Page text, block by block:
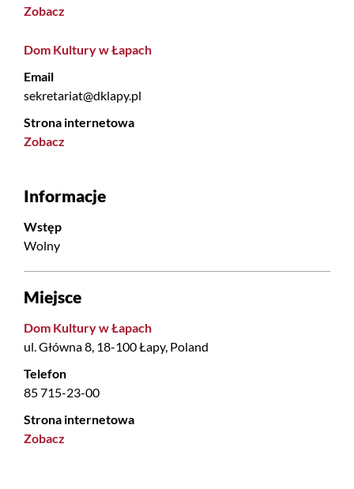
Zobacz
Dom Kultury w Łapach
Email
sekretariat@dklapy.pl
Strona internetowa
Zobacz
Informacje
Wstęp
Wolny
Miejsce
Dom Kultury w Łapach
ul. Główna 8, 18-100 Łapy, Poland
Telefon
85 715-23-00
Strona internetowa
Zobacz